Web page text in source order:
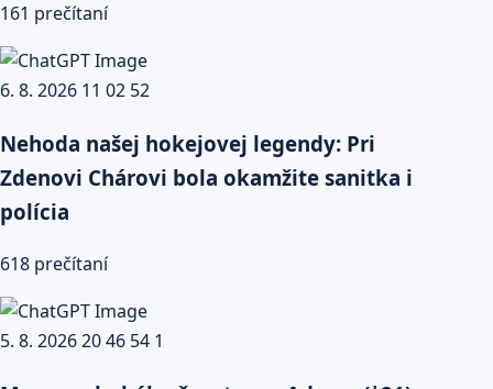
161 prečítaní
Nehoda našej hokejovej legendy: Pri
Zdenovi Chárovi bola okamžite sanitka i
polícia
618 prečítaní